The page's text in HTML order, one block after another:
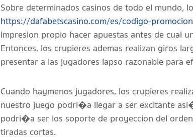
Sobre determinados casinos de todo el mundo,
https://dafabetscasino.com/es/codigo-
impresion propio hacer apuestas antes de cual
Entonces, los crupieres ademas realizan giros
presentar a las jugadores lapso razonable para
Cuando haymenos jugadores, los crupieres
nuestro juego podri�a llegar a ser excitante
podri�a ser los soporte de proyeccion del
tiradas cortas.